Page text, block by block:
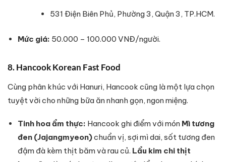
531 Điện Biên Phủ, Phường 3, Quận 3, TP.HCM.
Mức giá: 50.000 – 100.000 VNĐ/người.
8. Hancook Korean Fast Food
Cùng phân khúc với Hanuri, Hancook cũng là một lựa chọn
tuyệt vời cho những bữa ăn nhanh gọn, ngon miệng.
Tinh hoa ẩm thực: Hancook ghi điểm với món Mì tương
đen (Jajangmyeon)chuẩn vị, sợi mì dai, sốt tương đen
đậm đà kèm thịt băm và rau củ. Lẩu kim chi thịt